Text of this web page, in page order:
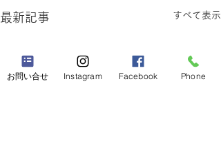
最新記事 すべて表示
お問い合せ Instagram Facebook Phone